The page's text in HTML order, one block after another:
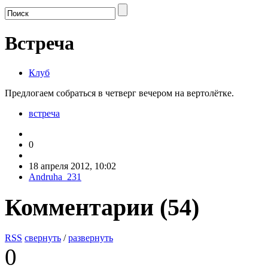
Встреча
Клуб
Предлогаем собраться в четверг вечером на вертолётке.
встреча
0
18 апреля 2012, 10:02
Andruha_231
Комментарии (54)
RSS свернуть /развернуть
0